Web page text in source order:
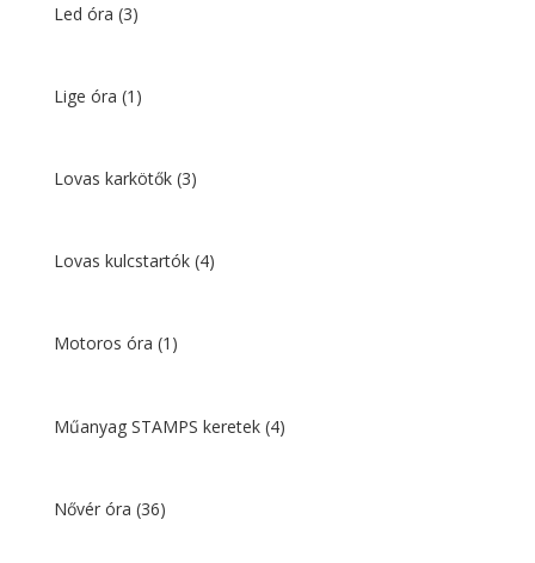
Led óra (3)
Lige óra (1)
Lovas karkötők (3)
Lovas kulcstartók (4)
Motoros óra (1)
Műanyag STAMPS keretek (4)
Nővér óra (36)